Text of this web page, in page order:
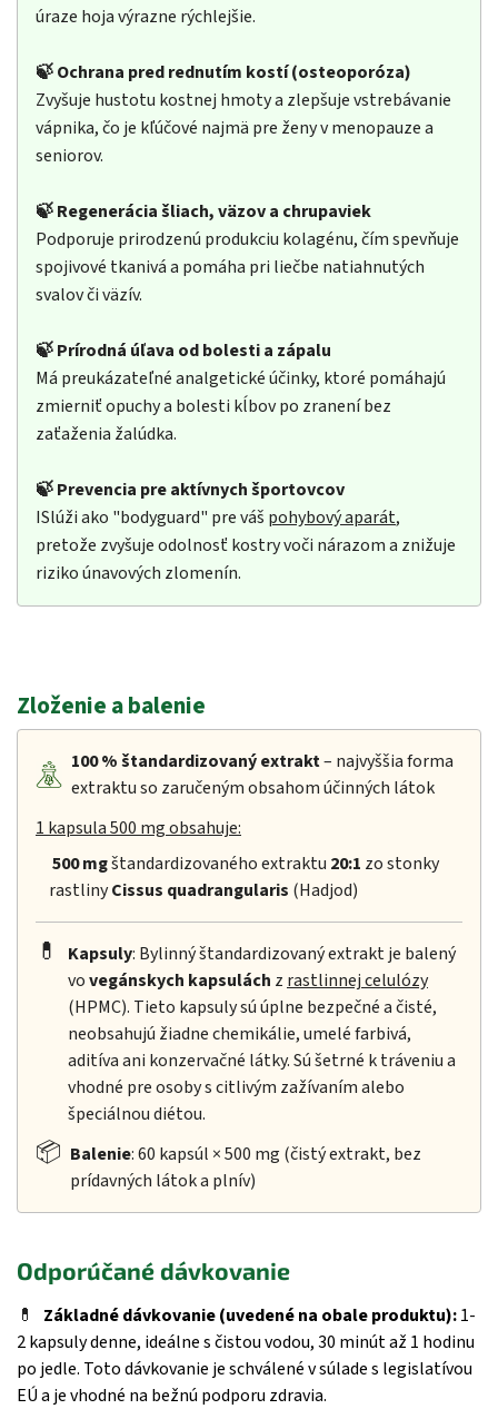
úraze hoja výrazne rýchlejšie.
🍃 Ochrana pred rednutím kostí (osteoporóza)
Zvyšuje hustotu kostnej hmoty a zlepšuje vstrebávanie
vápnika, čo je kľúčové najmä pre ženy v menopauze a
seniorov.
🍃 Regenerácia šliach, väzov a chrupaviek
Podporuje prirodzenú produkciu kolagénu, čím spevňuje
spojivové tkanivá a pomáha pri liečbe natiahnutých
svalov či väzív.
🍃 Prírodná úľava od bolesti a zápalu
Má preukázateľné analgetické účinky, ktoré pomáhajú
zmierniť opuchy a bolesti kĺbov po zranení bez
zaťaženia žalúdka.
🍃 Prevencia pre aktívnych športovcov
ISlúži ako "bodyguard" pre váš pohybový aparát,
pretože zvyšuje odolnosť kostry voči nárazom a znižuje
riziko únavových zlomenín.
Zloženie a balenie
100 %štandardizovaný extrakt– najvyššia forma
extraktu so zaručeným obsahom účinných látok
1 kapsula 500 mg obsahuje:
500 mgštandardizovaného extraktu 20:1 zo stonky
rastlinyCissus quadrangularis (Hadjod)
💊 Kapsuly: Bylinný štandardizovaný extrakt je balený
vovegánskych kapsulách z rastlinnej celulózy
(HPMC). Tieto kapsuly sú úplne bezpečné a čisté,
neobsahujú žiadne chemikálie, umelé farbivá,
aditíva ani konzervačné látky. Sú šetrné k tráveniu a
vhodné pre osoby s citlivým zažívaním alebo
špeciálnou diétou.
📦 Balenie: 60 kapsúl × 500 mg (čistý extrakt, bez
prídavných látok a plnív)
Odporúčané dávkovanie
💊 Základné dávkovanie (uvedené na obale produktu):1-
2 kapsuly denne, ideálne s čistou vodou, 30 minút až 1 hodinu
po jedle. Toto dávkovanie je schválené v súlade s legislatívou
EÚ a je vhodné na bežnú podporu zdravia.